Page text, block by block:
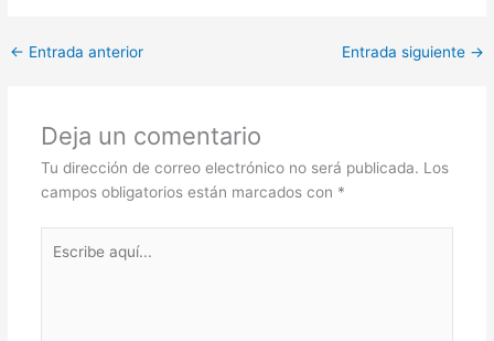
← Entrada anterior Entrada siguiente →
Deja un comentario
Tu dirección de correo electrónico no será publicada. Los
campos obligatorios están marcados con *
aquí...